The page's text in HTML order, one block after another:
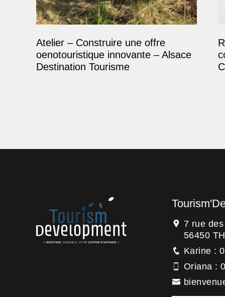
Atelier – Construire une offre
oenotouristique innovante – Alsace
Destination Tourisme
7 rue
56450
Karine :
Oriana :